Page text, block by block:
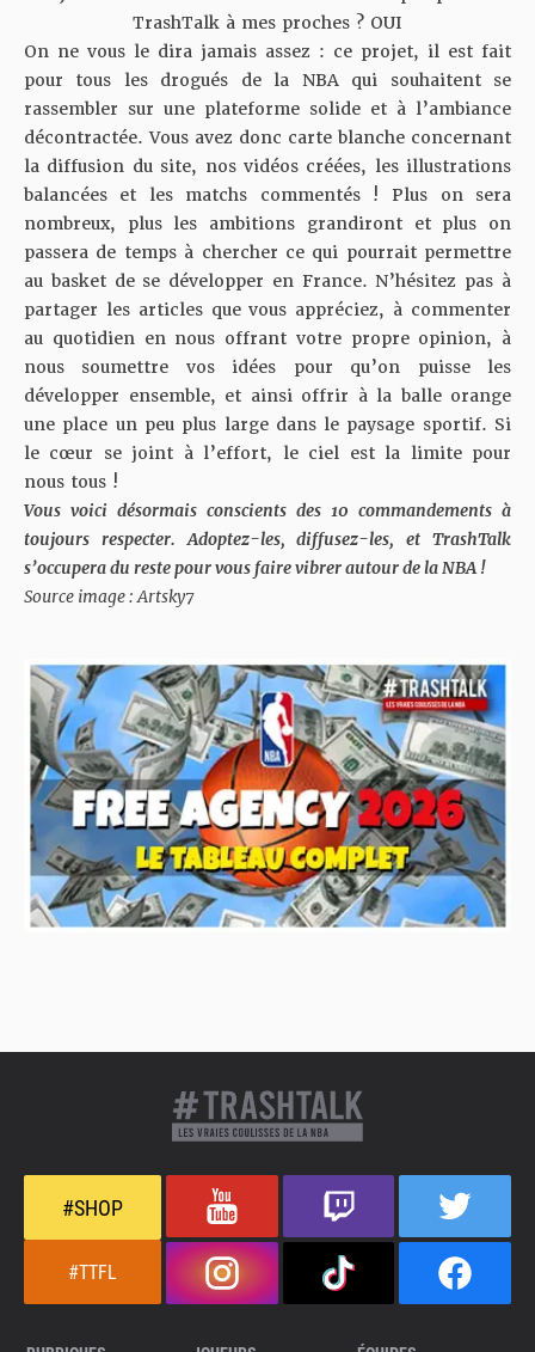
TrashTalk à mes proches ? OUI
On ne vous le dira jamais assez : ce projet, il est fait
pour tous les drogués de la NBA qui souhaitent se
rassembler sur une plateforme solide et à l’ambiance
décontractée. Vous avez donc carte blanche concernant
la diffusion du site, nos vidéos créées, les illustrations
balancées et les matchs commentés ! Plus on sera
nombreux, plus les ambitions grandiront et plus on
passera de temps à chercher ce qui pourrait permettre
au basket de se développer en France. N’hésitez pas à
partager les articles que vous appréciez, à commenter
au quotidien en nous offrant votre propre opinion, à
nous soumettre vos idées pour qu’on puisse les
développer ensemble, et ainsi offrir à la balle orange
une place un peu plus large dans le paysage sportif. Si
le cœur se joint à l’effort, le ciel est la limite pour
nous tous !
Vous voici désormais conscients des 10 commandements à
toujours respecter. Adoptez-les, diffusez-les, et TrashTalk
s’occupera du reste pour vous faire vibrer autour de la NBA !
Source image : Artsky7
#SHOP
#TTFL